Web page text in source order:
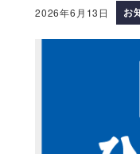
2026年6月13日 お